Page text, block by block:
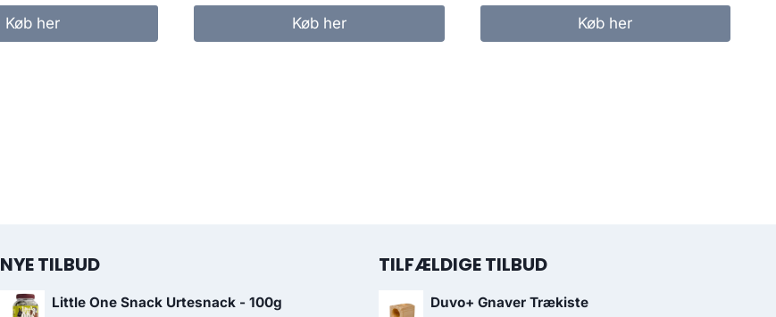
Køb her Køb her Køb her
NYE TILBUD
Little One Snack Urtesnack - 100g
TILFÆLDIGE TILBUD
Duvo+ Gnaver Trækiste